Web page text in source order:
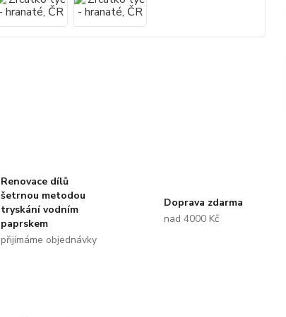
Renovace dílů
šetrnou metodou
tryskání vodním
paprskem
přijímáme objednávky
Doprava zdarma
nad 4000 Kč